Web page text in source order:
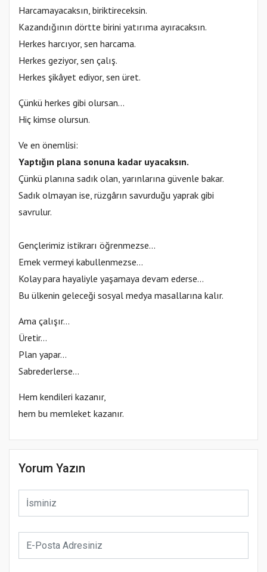
Harcamayacaksın, biriktireceksin.
Kazandığının dörtte birini yatırıma ayıracaksın.
Herkes harcıyor, sen harcama.
Herkes geziyor, sen çalış.
Herkes şikâyet ediyor, sen üret.
Çünkü herkes gibi olursan…
Hiç kimse olursun.
Ve en önemlisi:
Yaptığın plana sonuna kadar uyacaksın.
Çünkü planına sadık olan, yarınlarına güvenle bakar.
Sadık olmayan ise, rüzgârın savurduğu yaprak gibi
savrulur.
Gençlerimiz istikrarı öğrenmezse…
Emek vermeyi kabullenmezse…
Kolay para hayaliyle yaşamaya devam ederse…
Bu ülkenin geleceği sosyal medya masallarına kalır.
Ama çalışır…
Üretir…
Plan yapar…
Sabrederlerse…
Hem kendileri kazanır,
hem bu memleket kazanır.
Yorum Yazın